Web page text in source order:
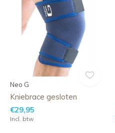
Neo G
Kniebrace gesloten
€29,95
Incl. btw